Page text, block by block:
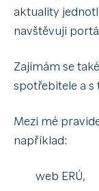
aktuality
navštěvuji
Zajímám se
spotřebitele a s
Mezi mé
například:
web ERÚ,